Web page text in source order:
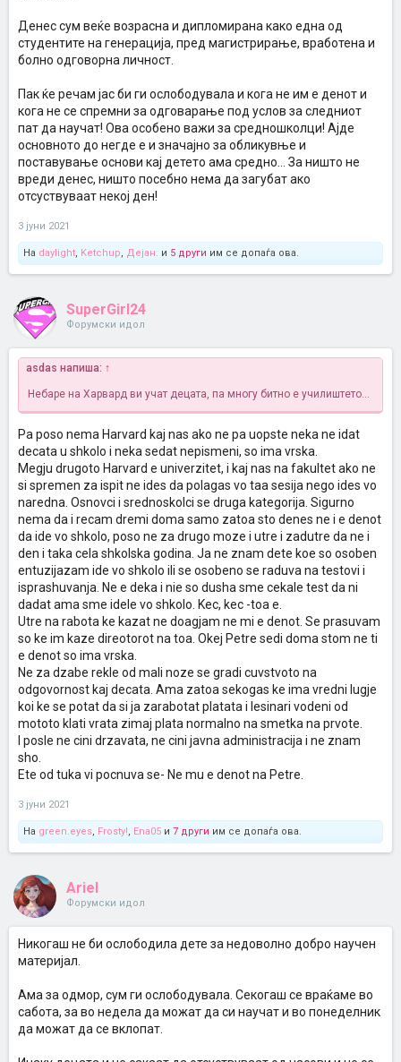
Денес сум веќе возрасна и дипломирана како една од
студентите на генерација, пред магистрирање, вработена и
болно одговорна личност.
Пак ќе речам јас би ги ослободувала и кога не им е денот и
кога не се спремни за одговарање под услов за следниот
пат да научат! Ова особено важи за средношколци! Ајде
основното до негде е и значајно за обликувње и
поставување основи кај детето ама средно... За ништо не
вреди денес, ништо посебно нема да загубат ако
отсуствуваат некој ден!
3 јуни 2021
На daylight, Ketchup, Дејан. и 5 други им се допаѓа ова.
SuperGirl24
Форумски идол
asdas напиша: ↑
Небаре на Харвард ви учат децата, па многу битно е училиштето...
Pa poso nema Harvard kaj nas ako ne pa uopste neka ne idat
decata u shkolo i neka sedat nepismeni, so ima vrska.
Megju drugoto Harvard e univerzitet, i kaj nas na fakultet ako ne
si spremen za ispit ne ides da polagas vo taa sesija nego ides vo
naredna. Osnovci i srednoskolci se druga kategorija. Sigurno
nema da i recam dremi doma samo zatoa sto denes ne i e denot
da ide vo shkolo, poso ne za drugo moze i utre i zadutre da ne i
den i taka cela shkolska godina. Ja ne znam dete koe so osoben
entuzijazam ide vo shkolo ili se osobeno se raduva na testovi i
isprashuvanja. Ne e deka i nie so dusha sme cekale test da ni
dadat ama sme idele vo shkolo. Kec, kec -toa e.
Utre na rabota ke kazat ne doagjam ne mi e denot. Se prasuvam
so ke im kaze direotorot na toa. Okej Petre sedi doma stom ne ti
e denot so ima vrska.
Ne za dzabe rekle od mali noze se gradi cuvstvoto na
odgovornost kaj decata. Ama zatoa sekogas ke ima vredni lugje
koi ke se potat da si ja zarabotat platata i lesinari vodeni od
mototo klati vrata zimaj plata normalno na smetka na prvote.
I posle ne cini drzavata, ne cini javna administracija i ne znam
sho.
Ete od tuka vi pocnuva se- Ne mu e denot na Petre.
3 јуни 2021
На green.eyes, Frosty!, Ena05 и 7 други им се допаѓа ова.
Ariel
Форумски идол
Никогаш не би ослободила дете за недоволно добро научен
материјал.
Ама за одмор, сум ги ослободувала. Секогаш се враќаме во
сабота, за во недела да можат да си научат и во понеделник
да можат да се вклопат.